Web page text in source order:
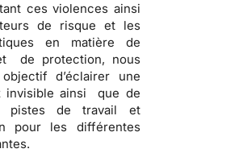
ces violences ainsi
de risque et les
en matière de
de protection, nous
d’éclairer une
invisible ainsi que de
pistes de travail et
pour les différentes